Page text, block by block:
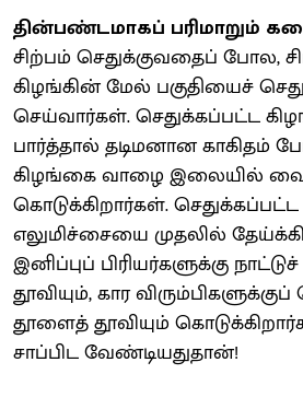
தின்பண்டமாகப் பரிமாறும்
சிற்பம் செதுக்குவதைப் போல,
கிழங்கின் மேல் பகுதியைச்
செய்வார்கள். செதுக்கப்பட்ட
பார்த்தால் தடிமனான காகிதம்
கிழங்கை வாழை இலையில்
கொடுக்கிறார்கள். செதுக்கப்பட்ட
எலுமிச்சையை முதலில்
இனிப்புப் பிரியர்களுக்கு
தூவியும், கார
தூளைத் தூவியும்
சாப்பிட வேண்டியதுதான்!